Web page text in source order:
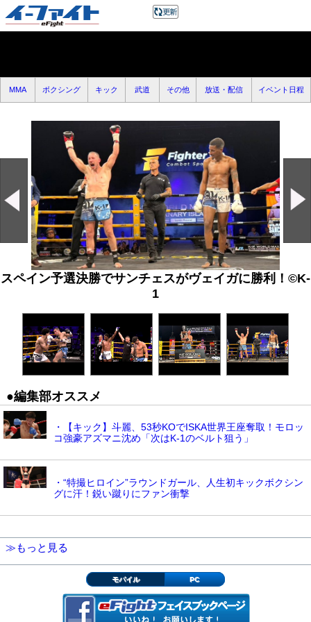
MMA ボクシング キック 武道 その他 放送・配信 イベント日程
スペイン予選決勝でサンチェスがヴェイガに勝利！©K-
1
●編集部オススメ
・【キック】斗麗、53秒KOでISKA世界王座奪取！モロッ
コ強豪アズマニ沈め「次はK-1のベルト狙う」
・“特撮ヒロイン”ラウンドガール、人生初キックボクシン
グに汗！鋭い蹴りにファン衝撃
≫もっと見る
モバイル PC